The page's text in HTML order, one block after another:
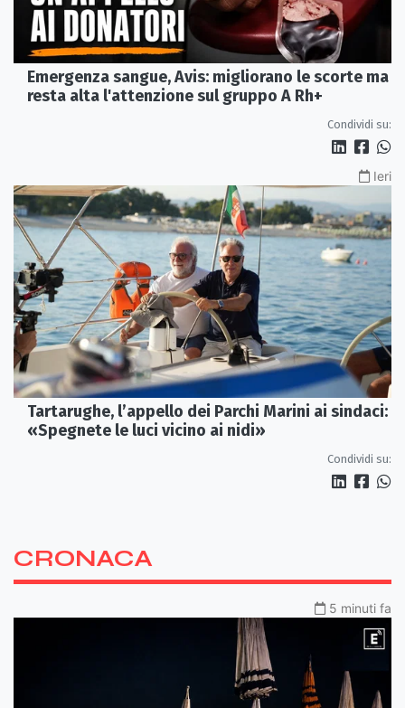
Emergenza sangue, Avis: migliorano le scorte ma
resta alta l'attenzione sul gruppo A Rh+
Condividi su:
Ieri
Tartarughe, l’appello dei Parchi Marini ai sindaci:
«Spegnete le luci vicino ai nidi»
Condividi su:
CRONACA
5 minuti fa